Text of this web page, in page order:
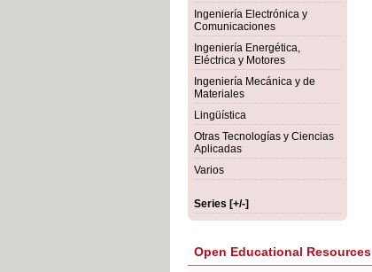
Ingeniería Electrónica y
Comunicaciones
Ingeniería Energética,
Eléctrica y Motores
Ingeniería Mecánica y de
Materiales
Lingüística
Otras Tecnologías y Ciencias
Aplicadas
Varios
Series [+/-]
Open Educational Resources